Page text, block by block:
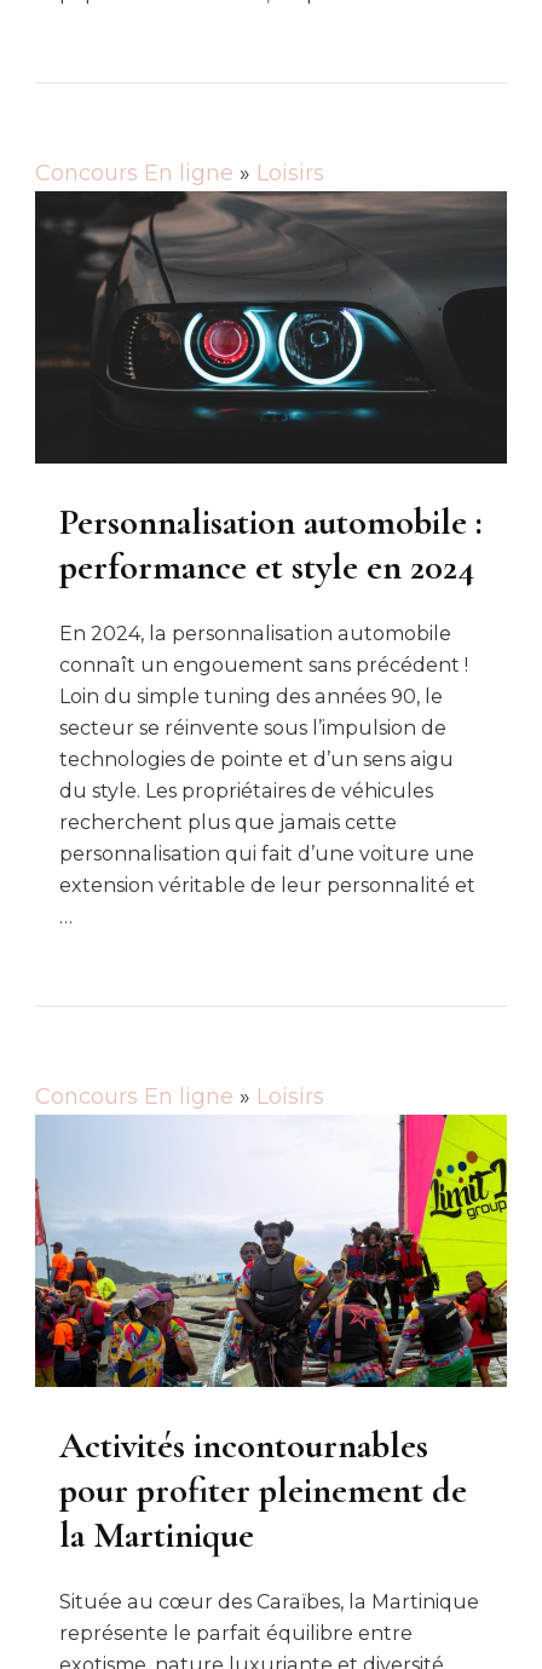
Concours En ligne » Loisirs
Personnalisation automobile :
performance et style en 2024
En 2024, la personnalisation automobile
connaît un engouement sans précédent !
Loin du simple tuning des années 90, le
secteur se réinvente sous l’impulsion de
technologies de pointe et d’un sens aigu
du style. Les propriétaires de véhicules
recherchent plus que jamais cette
personnalisation qui fait d’une voiture une
extension véritable de leur personnalité et
…
Concours En ligne » Loisirs
Activités incontournables
pour profiter pleinement de
la Martinique
Située au cœur des Caraïbes, la Martinique
représente le parfait équilibre entre